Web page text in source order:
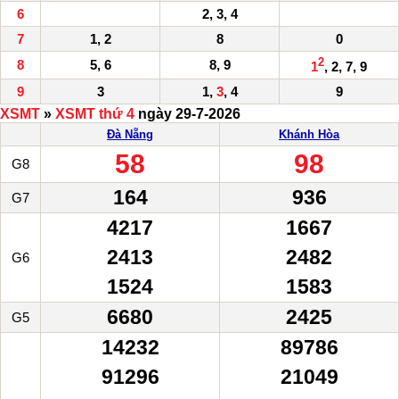
6
2, 3, 4
7
1, 2 8
0
8
5, 6 8, 9 12, 2, 7, 9
9
3 1, 3, 4
9
XSMT » XSMT thứ 4 ngày 29-7-2026
Đà Nẵng Khánh Hòa
G8 58 98
G7 164 936
G6
4217
2413
1524
1667
2482
1583
G5 6680 2425
14232
91296
89786
21049